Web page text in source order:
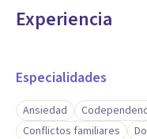
Experiencia
Especialidades
Ansiedad
Conflictos familiares